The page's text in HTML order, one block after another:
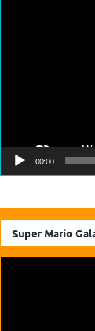
00:00
Super Mario